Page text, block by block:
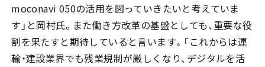
moconavi 050の活用を図っていきたいと考えていま
す」と岡村氏。また働き方改革の基盤としても、重要な役
割を果たすと期待していると言います。「これからは運
輸・建設業界でも残業規制が厳しくなり、デジタルを活